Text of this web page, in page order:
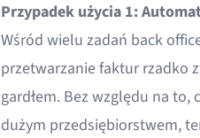
Przypadek użycia 1:
Wśród wielu zadań back
przetwarzanie faktur rzadko
gardłem. Bez względu na to,
dużym przedsiębiorstwem,